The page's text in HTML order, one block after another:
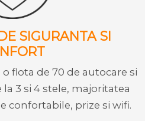
SIGURANTA SI
flota de 70 de autocare si
3 si 4 stele, majoritatea
confortabile, prize si wifi.